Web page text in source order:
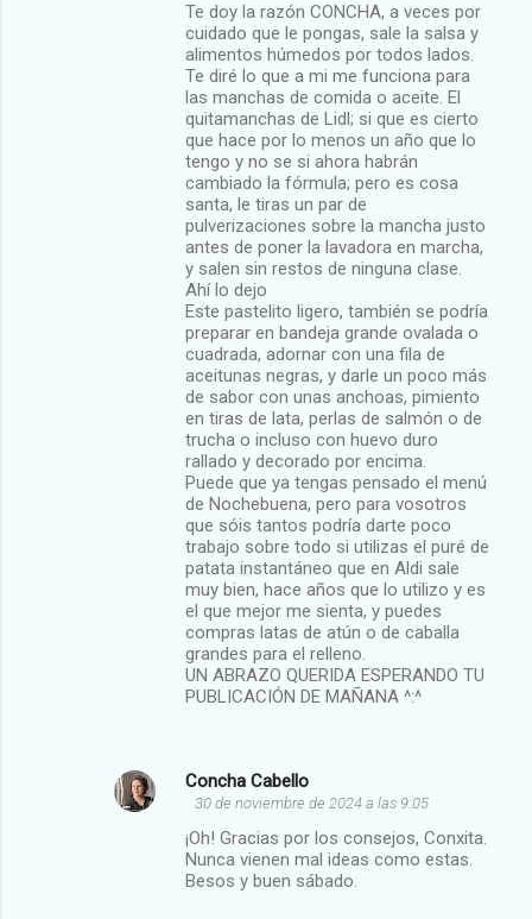
Te doy la razón CONCHA, a veces por
cuidado que le pongas, sale la salsa y
alimentos húmedos por todos lados.
Te diré lo que a mi me funciona para
las manchas de comida o aceite. El
quitamanchas de Lidl; si que es cierto
que hace por lo menos un año que lo
tengo y no se si ahora habrán
cambiado la fórmula; pero es cosa
santa, le tiras un par de
pulverizaciones sobre la mancha justo
antes de poner la lavadora en marcha,
y salen sin restos de ninguna clase.
Ahí lo dejo
Este pastelito ligero, también se podría
preparar en bandeja grande ovalada o
cuadrada, adornar con una fila de
aceitunas negras, y darle un poco más
de sabor con unas anchoas, pimiento
en tiras de lata, perlas de salmón o de
trucha o incluso con huevo duro
rallado y decorado por encima.
Puede que ya tengas pensado el menú
de Nochebuena, pero para vosotros
que sóis tantos podría darte poco
trabajo sobre todo si utilizas el puré de
patata instantáneo que en Aldi sale
muy bien, hace años que lo utilizo y es
el que mejor me sienta, y puedes
compras latas de atún o de caballa
grandes para el relleno.
UN ABRAZO QUERIDA ESPERANDO TU
PUBLICACIÓN DE MAÑANA ^:^
Concha Cabello
30 de noviembre de 2024 a las 9:05
¡Oh! Gracias por los consejos, Conxita.
Nunca vienen mal ideas como estas.
Besos y buen sábado.